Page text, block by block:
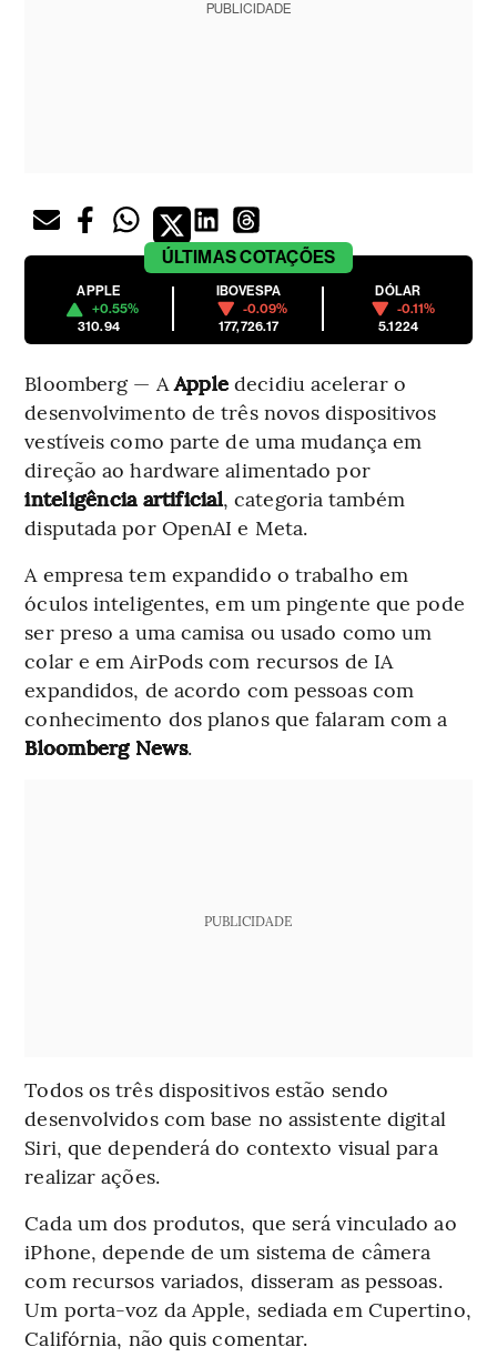
PUBLICIDADE
ÚLTIMASCOTAÇÕES
APPLE
+0.55%
310.94
IBOVESPA
-0.09%
177,726.17
DÓLAR
-0.11%
5.1224
Bloomberg — AApple decidiu acelerar o
desenvolvimento de três novos dispositivos
vestíveis como parte de uma mudança em
direção ao hardware alimentado por
inteligência artificial, categoria também
disputada por OpenAI e Meta.
A empresa tem expandido o trabalho em
óculos inteligentes, em um pingente que pode
ser preso a uma camisa ou usado como um
colar e em AirPods com recursos de IA
expandidos, de acordo com pessoas com
conhecimento dos planos que falaram com a
Bloomberg News.
PUBLICIDADE
Todos os três dispositivos estão sendo
desenvolvidos com base no assistente digital
Siri, que dependerá do contexto visual para
realizar ações.
Cada um dos produtos, que será vinculado ao
iPhone, depende de um sistema de câmera
com recursos variados, disseram as pessoas.
Um porta-voz da Apple, sediada em Cupertino,
Califórnia, não quis comentar.